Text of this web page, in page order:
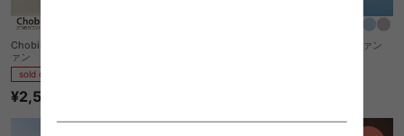
Chobisik 2つ折りコンパクトハンディフ
ァン
sold out
¥2,500
Siwona ダブルブレードハンディファン